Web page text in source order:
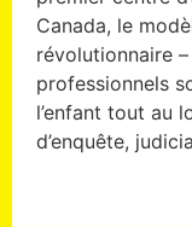
Canada, le
révolutionnaire
professionnels
l’enfant tout au
d’enquête,